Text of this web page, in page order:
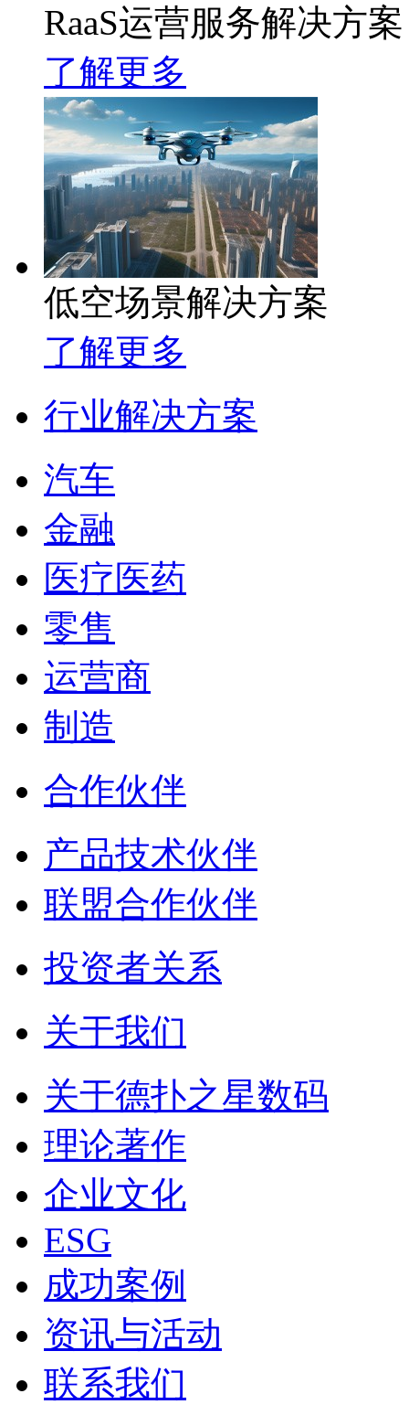
RaaS运营服务解决方案
了解更多
低空场景解决方案
了解更多
行业解决方案
汽车
金融
医疗医药
零售
运营商
制造
合作伙伴
产品技术伙伴
联盟合作伙伴
投资者关系
关于我们
关于德扑之星数码
理论著作
企业文化
ESG
成功案例
资讯与活动
联系我们